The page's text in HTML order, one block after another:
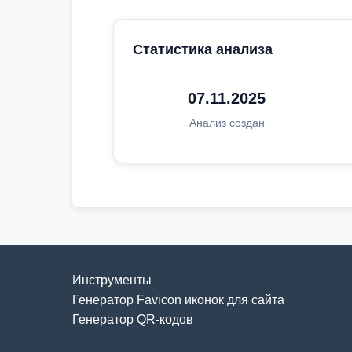
Статистика анализа
07.11.2025
Анализ создан
Инструменты
Генератор Favicon иконок для сайта
Генератор QR-кодов